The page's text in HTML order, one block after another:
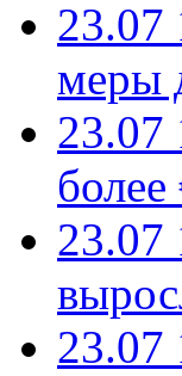
23.07
меры
23.07
23.07
23.07